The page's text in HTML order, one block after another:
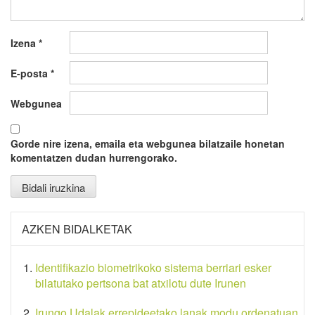
Izena *
E-posta *
Webgunea
Gorde nire izena, emaila eta webgunea bilatzaile honetan
komentatzen dudan hurrengorako.
AZKEN BIDALKETAK
Identifikazio biometrikoko sistema berriari esker
bilatutako pertsona bat atxilotu dute Irunen